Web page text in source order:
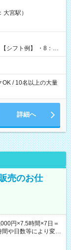
宮駅）
OK / 10名以上の大量
詳細へ
売のお仕
円×7.5時間×7日＝
や日数等により変動